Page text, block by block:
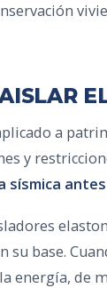
a
y
sísmica
su base.
energía, de